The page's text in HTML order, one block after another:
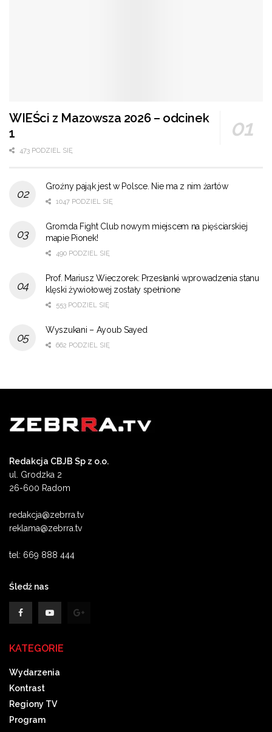
WIEŚci z Mazowsza 2026 – odcinek
1
473 PODZIEL SIĘ
Groźny pająk jest w Polsce. Nie ma z nim żartów
1047 PODZIEL SIĘ
Gromda Fight Club nowym miejscem na pięściarskiej
mapie Pionek!
490 PODZIEL SIĘ
Prof. Mariusz Wieczorek: Przesłanki wprowadzenia stanu
klęski żywiołowej zostały spełnione
553 PODZIEL SIĘ
Wyszukani – Ayoub Sayed
662 PODZIEL SIĘ
Redakcja CBJB Sp z o.o.
ul. Grodzka 2
26-600 Radom
redakcja@zebrra.tv
reklama@zebrra.tv
tel: 669 888 444
Śledź nas
KATEGORIE
Wydarzenia
Kontrast
Regiony TV
Program